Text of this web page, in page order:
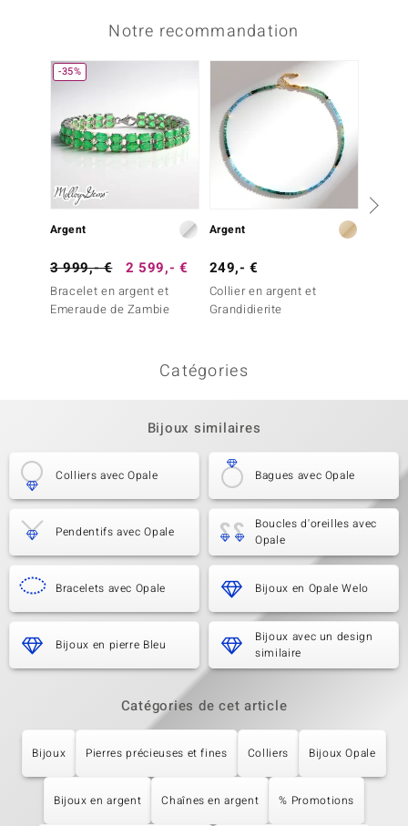
Notre recommandation
-35%
Argent
3 999,- € 2 599,- €
Bracelet en argent et
Emeraude de Zambie
Argent
249,- €
Collier en argent et
Grandidierite
Catégories
Bijoux similaires
Colliers avec Opale Bagues avec Opale
Pendentifs avec Opale
Boucles d'oreilles avec
Opale
Bracelets avec Opale Bijoux en Opale Welo
Bijoux en pierre Bleu
Bijoux avec un design
similaire
Catégories de cet article
Bijoux Pierres précieuses et fines Colliers Bijoux Opale
Bijoux en argent Chaînes en argent % Promotions